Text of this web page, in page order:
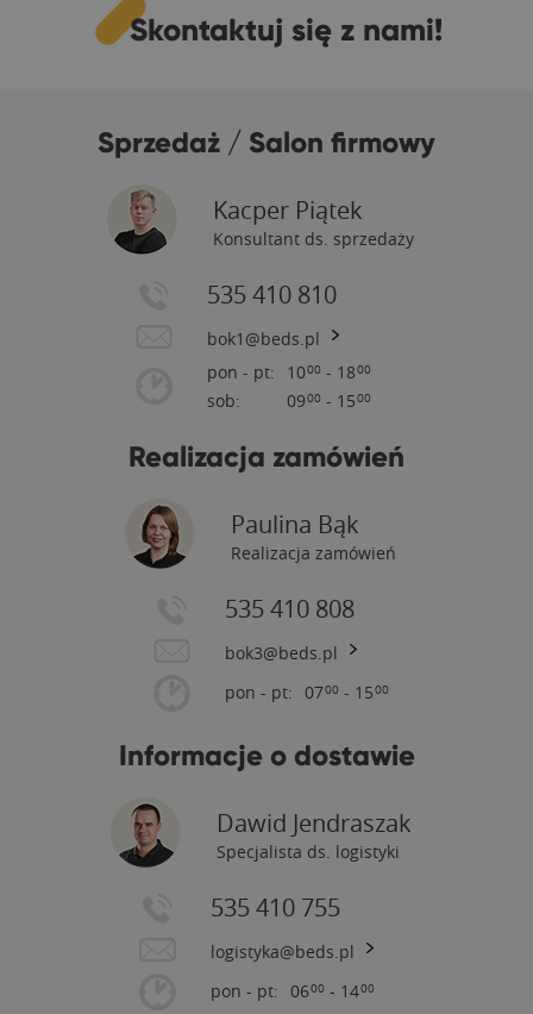
Skontaktuj się z nami!
Sprzedaż / Salon firmowy
Kacper Piątek
Konsultant ds. sprzedaży
535 410 810
bok1@beds.pl
pon - pt:
sob:
1000 - 1800
0900 - 1500
Realizacja zamówień
Paulina Bąk
Realizacja zamówień
535 410 808
bok3@beds.pl
pon - pt: 0700 - 1500
Informacje o dostawie
Dawid Jendraszak
Specjalista ds. logistyki
535 410 755
logistyka@beds.pl
pon - pt: 0600 - 1400